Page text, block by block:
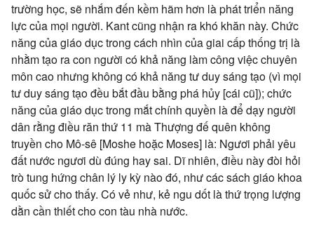
trường học, sẽ nhắm đến kềm hãm hơn là phát triển năng
lực của mọi người. Kant cũng nhận ra khó khăn này. Chức
năng của giáo dục trong cách nhìn của giai cấp thống trị là
nhằm tạo ra con người có khả năng làm công việc chuyên
môn cao nhưng không có khả năng tư duy sáng tạo (vì mọi
tư duy sáng tạo đều bắt đầu bằng phá hủy [cái cũ]); chức
năng của giáo dục trong mắt chính quyền là để dạy người
dân rằng điều răn thứ 11 mà Thượng đế quên không
truyền cho Mô-sê [Moshe hoặc Moses] là: Ngươi phải yêu
đất nước ngươi dù đúng hay sai. Dĩ nhiên, điều này đòi hỏi
trò tung hứng chân lý ly kỳ nào đó, như các sách giáo khoa
quốc sử cho thấy. Có vẻ như, kẻ ngu dốt là thứ trọng lượng
dằn cần thiết cho con tàu nhà nước.